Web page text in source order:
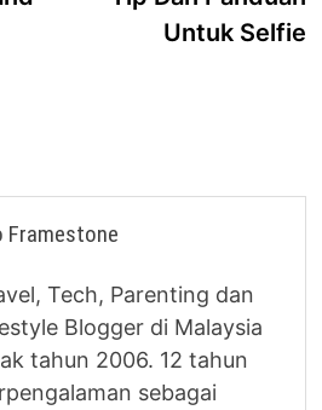
Untuk Selfie
Framestone
Tech, Parenting dan
Blogger di Malaysia
tahun 2006. 12 tahun
sebagai